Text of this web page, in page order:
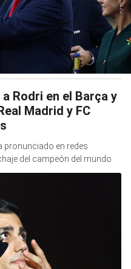
a Rodri en el Barça y
Madrid y FC
pronunciado en redes
del campeón del mundo